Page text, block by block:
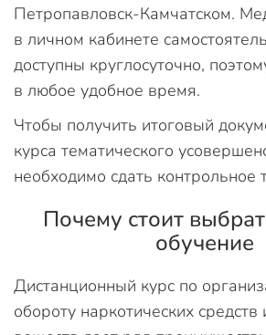
Петропавловск-Камчатском.
в личном кабинете
доступны круглосуточно,
в любое удобное время.
Чтобы получить итоговый
курса тематического
необходимо сдать контрольное
Почему стоит
обучение
Дистанционный курс по
обороту наркотических